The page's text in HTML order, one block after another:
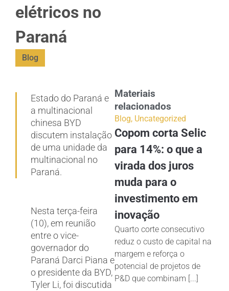
elétricos no
Paraná
Blog
Estado do Paraná e
a multinacional
chinesa BYD
discutem instalação
de uma unidade da
multinacional no
Paraná.
Nesta terça-feira
(10), em reunião
entre o vice-
governador do
Paraná Darci Piana e
o presidente da BYD,
Tyler Li, foi discutida
Materiais
relacionados
Blog, Uncategorized
Copom corta Selic
para 14%: o que a
virada dos juros
muda para o
investimento em
inovação
Quarto corte consecutivo
reduz o custo de capital na
margem e reforça o
potencial de projetos de
P&D que combinam [...]